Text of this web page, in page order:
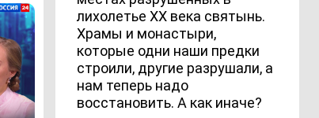
лихолетье ХХ века святынь.
Храмы и монастыри,
которые одни наши предки
строили, другие разрушали, а
нам теперь надо
восстановить. А как иначе?